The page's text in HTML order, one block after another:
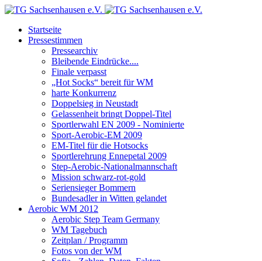
Startseite
Pressestimmen
Pressearchiv
Bleibende Eindrücke....
Finale verpasst
„Hot Socks“ bereit für WM
harte Konkurrenz
Doppelsieg in Neustadt
Gelassenheit bringt Doppel-Titel
Sportlerwahl EN 2009 - Nominierte
Sport-Aerobic-EM 2009
EM-Titel für die Hotsocks
Sportlerehrung Ennepetal 2009
Step-Aerobic-Nationalmannschaft
Mission schwarz-rot-gold
Seriensieger Bommern
Bundesadler in Witten gelandet
Aerobic WM 2012
Aerobic Step Team Germany
WM Tagebuch
Zeitplan / Programm
Fotos von der WM